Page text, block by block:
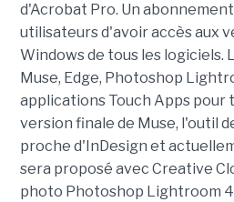
d'Acrobat Pro. Un
utilisateurs d'avoir accès aux
Windows de tous les logiciels.
Muse, Edge, Photoshop
applications Touch Apps pour
version finale de Muse, l'outil
proche d'InDesign et
sera proposé avec Creative
photo Photoshop Lightroom